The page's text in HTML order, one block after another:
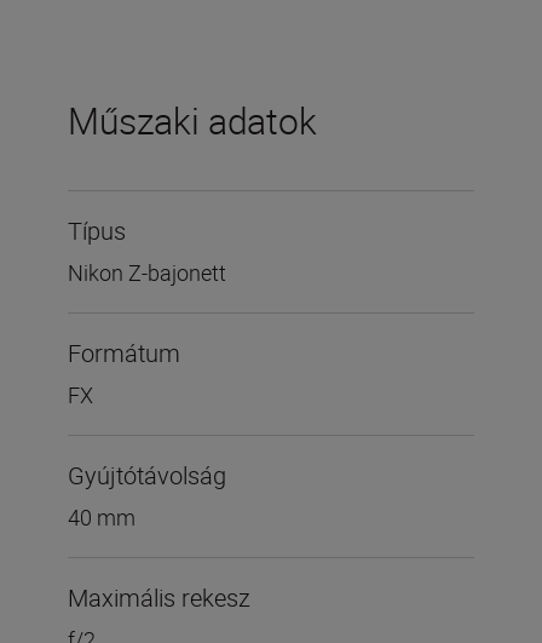
Műszaki adatok
Típus
Nikon Z-bajonett
Formátum
FX
Gyújtótávolság
40 mm
Maximális rekesz